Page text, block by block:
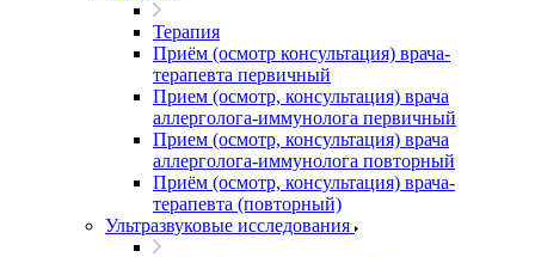
Терапия
Приём (осмотр консультация) врача-
терапевта первичный
Прием (осмотр, консультация) врача
аллерголога-иммунолога первичный
Прием (осмотр, консультация) врача
аллерголога-иммунолога повторный
Приём (осмотр, консультация) врача-
терапевта (повторный)
Ультразвуковые исследования